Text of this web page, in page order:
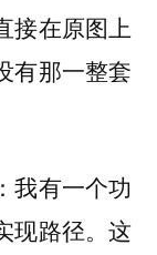
接在原图上
有那一整套
我有一个功
现路径。这